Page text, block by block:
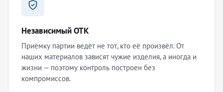
Независимый ОТК
Приёмку партии ведёт не тот, кто её произвёл. От
наших материалов зависят чужие изделия, а иногда и
жизни — поэтому контроль построен без
компромиссов.